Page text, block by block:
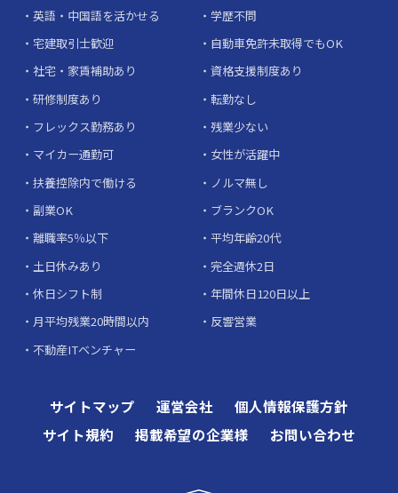
英語・中国語を活かせる
学歴不問
宅建取引士歓迎
自動車免許未取得でもOK
社宅・家賃補助あり
資格支援制度あり
研修制度あり
転勤なし
フレックス勤務あり
残業少ない
マイカー通勤可
女性が活躍中
扶養控除内で働ける
ノルマ無し
副業OK
ブランクOK
離職率5％以下
平均年齢20代
土日休みあり
完全週休2日
休日シフト制
年間休日120日以上
月平均残業20時間以内
反響営業
不動産ITベンチャー
サイトマップ 運営会社
個人情報保護方針
サイト規約
掲載希望の企業様 お問い合わせ